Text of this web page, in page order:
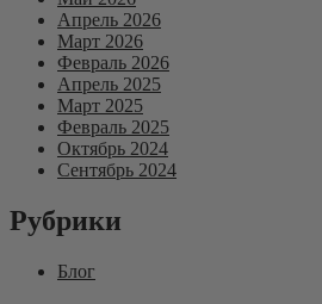
Апрель 2026
Март 2026
Февраль 2026
Апрель 2025
Март 2025
Февраль 2025
Октябрь 2024
Сентябрь 2024
Рубрики
Блог